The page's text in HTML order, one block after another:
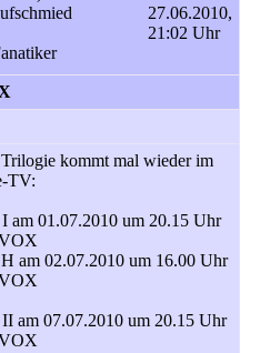
27.06.2010,
21:02 Uhr
kommt mal wieder im
TV:
am 01.07.2010 um 20.15 Uhr
am 02.07.2010 um 16.00 Uhr
am 07.07.2010 um 20.15 Uhr